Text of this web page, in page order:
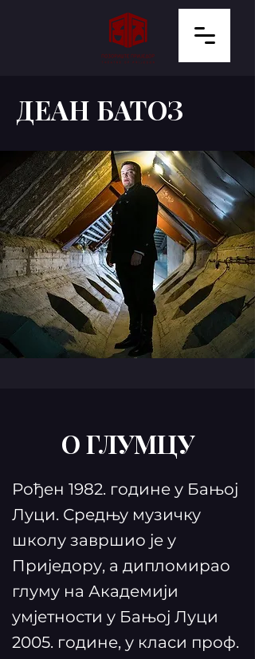
ДЕАН БАТОЗ
О ГЛУМЦУ
Рођен 1982. године у Бањој
Луци. Средњу музичку
школу завршио је у
Приједору, а дипломирао
глуму на Академији
умјетности у Бањој Луци
2005. године, у класи проф.